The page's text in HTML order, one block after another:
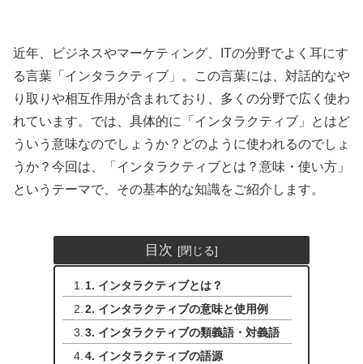
近年、ビジネスやマーケティング、ITの分野でよく耳にす
る言葉「インタラクティブ」。この言葉には、対話的なや
り取りや相互作用が含まれており、多くの分野で広く使わ
れています。では、具体的に「インタラクティブ」とはど
ういう意味なのでしょうか？どのように使われるのでしょ
うか？今回は、「インタラクティブとは？意味・使い方」
というテーマで、その基本的な知識をご紹介します。
目次
1. インタラクティブとは？
2. インタラクティブの意味と使用例
3. インタラクティブの類義語・対義語
4. インタラクティブの語源